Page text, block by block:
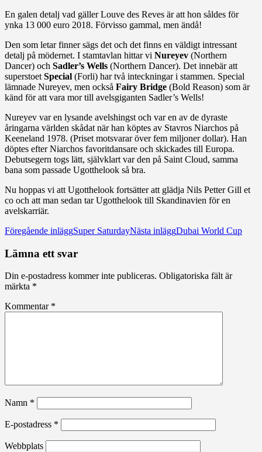
En galen detalj vad gäller Louve des Reves är att hon såldes för
ynka 13 000 euro 2018. Förvisso gammal, men ändå!
Den som letar finner sägs det och det finns en väldigt intressant
detalj på mödernet. I stamtavlan hittar vi Nureyev (Northern
Dancer) och Sadler’s Wells (Northern Dancer). Det innebär att
superstoet Special (Forli) har två inteckningar i stammen. Special
lämnade Nureyev, men också Fairy Bridge (Bold Reason) som är
känd för att vara mor till avelsgiganten Sadler’s Wells!
Nureyev var en lysande avelshingst och var en av de dyraste
åringarna världen skådat när han köptes av Stavros Niarchos på
Keeneland 1978. (Priset motsvarar över fem miljoner dollar). Han
döptes efter Niarchos favoritdansare och skickades till Europa.
Debutsegern togs lätt, självklart var den på Saint Cloud, samma
bana som passade Ugotthelook så bra.
Nu hoppas vi att Ugotthelook fortsätter att glädja Nils Petter Gill et
co och att man sedan tar Ugotthelook till Skandinavien för en
avelskarriär.
Inläggsnavigering
Föregående inläggSuper SaturdayNästa inläggDubai World Cup
Lämna ett svar
Din e-postadress kommer inte publiceras. Obligatoriska fält är
märkta *
Kommentar *
Namn *
E-postadress *
Webbplats